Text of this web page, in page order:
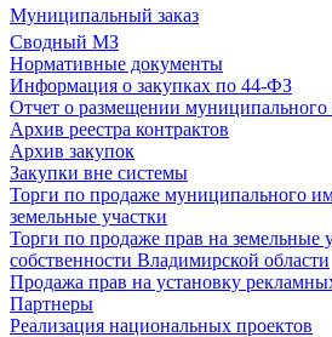
Муниципальный заказ
Сводный МЗ
Нормативные документы
Информация о закупках по 44-ФЗ
Отчет о размещении муниципального
Архив реестра контрактов
Архив закупок
Закупки вне системы
Торги по продаже муниципального
земельные участки
Торги по продаже прав на земельные
собственности Владимирской области
Продажа прав на установку
Партнеры
Реализация национальных проектов